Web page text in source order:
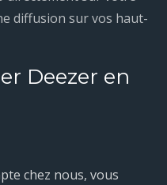
diffusion sur vos haut-
Deezer en
chez nous, vous